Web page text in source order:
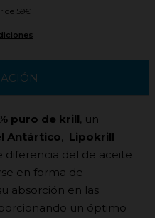
de 59€
puro de krill, un
Antártico, Lipokrill
diferencia del de aceite
en forma de
absorción en las
un óptimo